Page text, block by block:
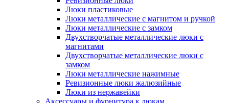
Люки пластиковые
Люки металлические с магнитом и ручкой
Люки металлические с замком
Двухстворчатые металлические люки с
магнитами
Двухстворчатые металлические люки с
замком
Люки металлические нажимные
Ревизионные люки жалюзийные
Люки из нержавейки
Аксессуары и фурнитура к люкам